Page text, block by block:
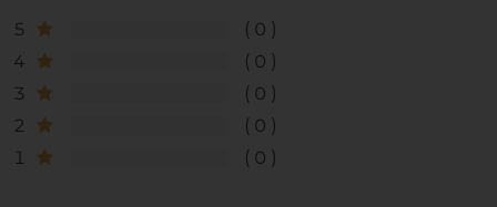
5
0
4
0
3
0
2
0
1
0